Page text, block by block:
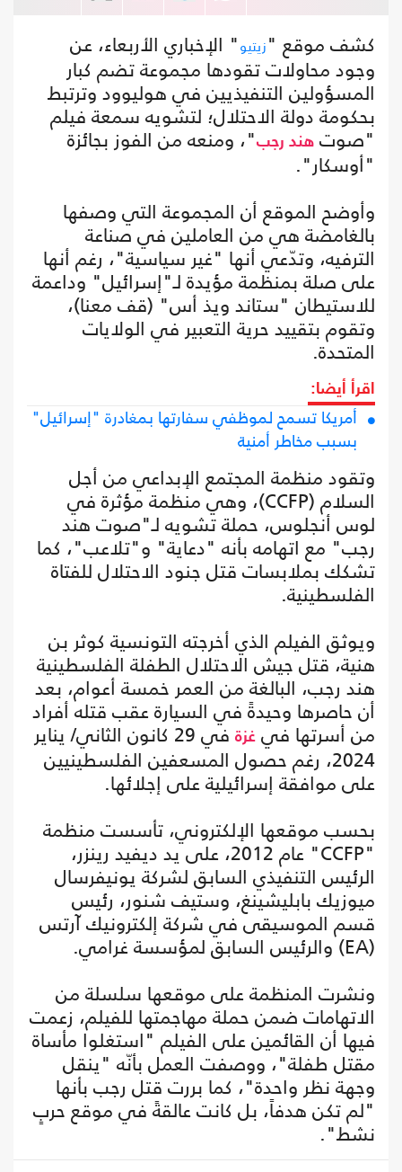
كشف موقع "زيتيو" الإخباري الأربعاء، عن
وجود محاولات تقودها مجموعة تضم كبار
المسؤولين التنفيذيين في هوليوود وترتبط
بحكومة دولة الاحتلال؛ لتشويه سمعة فيلم
"صوت هند رجب"، ومنعه من الفوز بجائزة
"أوسكار".
وأوضح الموقع أن المجموعة التي وصفها
بالغامضة هي من العاملين في صناعة
الترفيه، وتدّعي أنها "غير سياسية"، رغم أنها
على صلة بمنظمة مؤيدة لـ"إسرائيل" وداعمة
للاستيطان "ستاند ويذ أس" (قف معنا)،
وتقوم بتقييد حرية التعبير في الولايات
المتحدة.
اقرأ أيضا:
أمريكا تسمح لموظفي سفارتها بمغادرة "إسرائيل"
بسبب مخاطر أمنية
وتقود منظمة المجتمع الإبداعي من أجل
السلام (CCFP)، وهي منظمة مؤثرة في
لوس أنجلوس، حملة تشويه لـ"صوت هند
رجب" مع اتهامه بأنه "دعاية" و"تلاعب"، كما
تشكك بملابسات قتل جنود الاحتلال للفتاة
الفلسطينية.
ويوثق الفيلم الذي أخرجته التونسية كوثر بن
هنية، قتل جيش الاحتلال الطفلة الفلسطينية
هند رجب، البالغة من العمر خمسة أعوام، بعد
أن حاصرها وحيدةً في السيارة عقب قتله أفراد
من أسرتها في غزة
في 29 كانون الثاني/ يناير
2024، رغم حصول المسعفين الفلسطينيين
على موافقة إسرائيلية على إجلائها.
بحسب موقعها الإلكتروني، تأسست منظمة
"CCFP" عام 2012، على يد ديفيد رينزر،
الرئيس التنفيذي السابق لشركة يونيفرسال
ميوزيك بابليشينغ، وستيف شنور، رئيس
قسم الموسيقى في شركة إلكترونيك آرتس
(EA) والرئيس السابق لمؤسسة غرامي.
ونشرت المنظمة على موقعها سلسلة من
الاتهامات ضمن حملة مهاجمتها للفيلم، زعمت
فيها أن القائمين على الفيلم "استغلوا مأساة
مقتل طفلة"، ووصفت العمل بأنّه "ينقل
وجهة نظر واحدة"، كما بررت قتل رجب بأنها
"لم تكن هدفاً، بل كانت عالقةً في موقع حربٍ
نشط".